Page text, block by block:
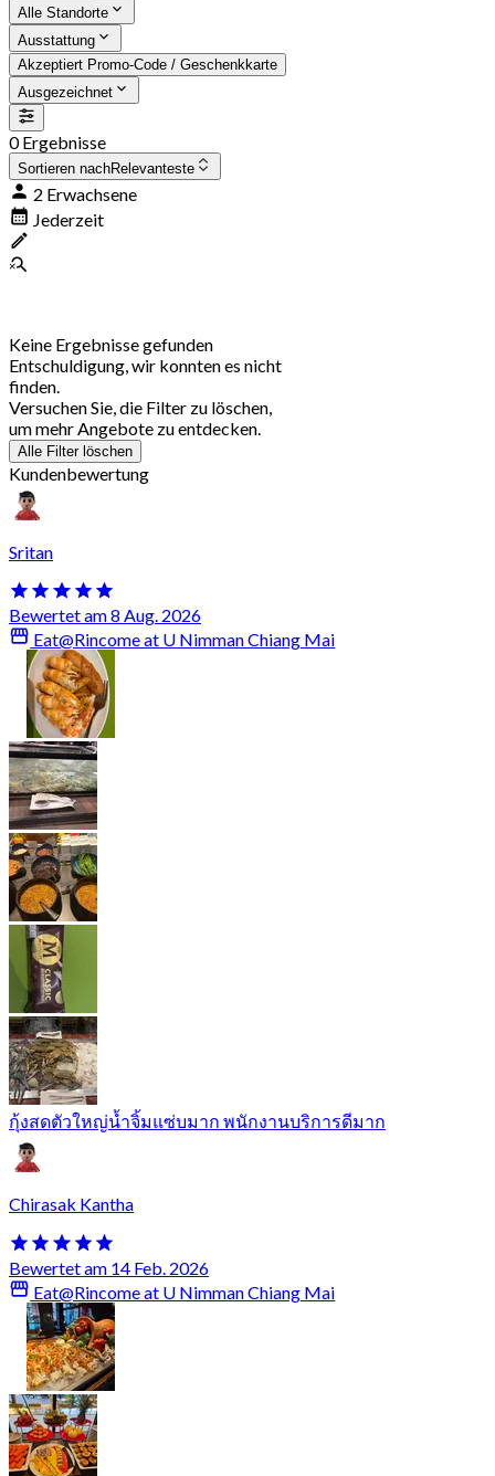
Alle Standorte
Ausstattung
Akzeptiert Promo-Code / Geschenkkarte
Ausgezeichnet
0 Ergebnisse
Sortieren nachRelevanteste
2 Erwachsene
Jederzeit
Keine Ergebnisse gefunden
Entschuldigung, wir konnten es nicht
finden.
Versuchen Sie, die Filter zu löschen,
um mehr Angebote zu entdecken.
Alle Filter löschen
Kundenbewertung
Sritan
Bewertet am 8 Aug. 2026
Eat@Rincome at U Nimman Chiang Mai
กุ้งสดตัวใหญ่น้ำจิ้มแซ่บมาก พนักงานบริการดีมาก
Chirasak Kantha
Bewertet am 14 Feb. 2026
Eat@Rincome at U Nimman Chiang Mai